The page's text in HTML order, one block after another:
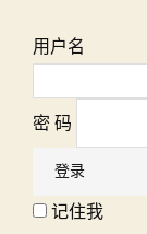
用户名
密 码
记住我